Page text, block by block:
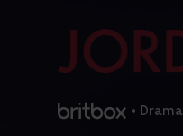
• Drama